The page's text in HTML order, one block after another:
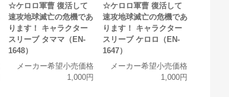
☆ケロロ軍曹 復活して
速攻地球滅亡の危機であ
ります！ キャラクター
スリーブ タママ（EN-
1648）
メーカー希望小売価格
1,000円
☆ケロロ軍曹 復活して
速攻地球滅亡の危機であ
ります！ キャラクター
スリーブ ケロロ（EN-
1647）
メーカー希望小売価格
1,000円